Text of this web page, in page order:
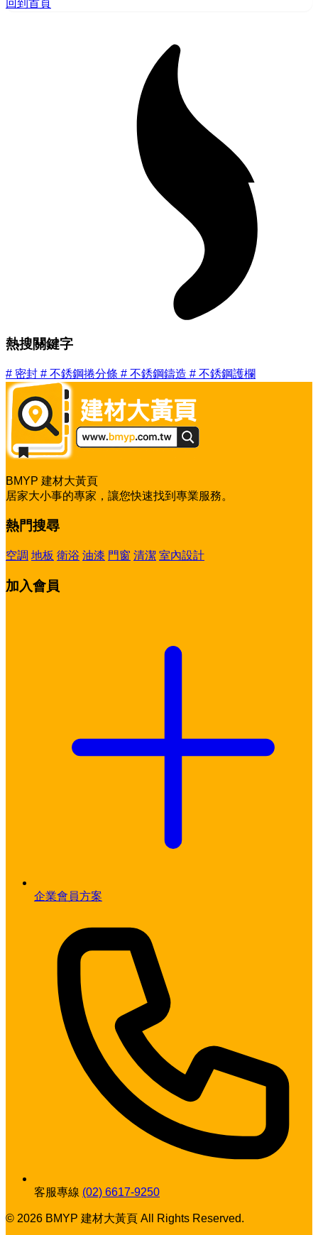
回到首頁
熱搜關鍵字
# 密封 # 不銹鋼捲分條 # 不銹鋼鑄造 # 不銹鋼護欄
BMYP 建材大黃頁
居家大小事的專家，讓您快速找到專業服務。
熱門搜尋
空調 地板 衛浴 油漆 門窗 清潔 室內設計
加入會員
企業會員方案
客服專線 (02) 6617-9250
© 2026 BMYP 建材大黃頁 All Rights Reserved.